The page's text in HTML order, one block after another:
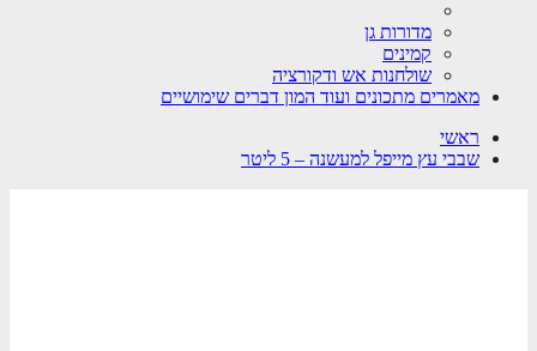
מדורות גן
קמינים
שולחנות אש ודקורציה
מאמרים מתכונים ועוד המון דברים שימושיים
ראשי
שבבי עץ מייפל למעשנה – 5 ליטר